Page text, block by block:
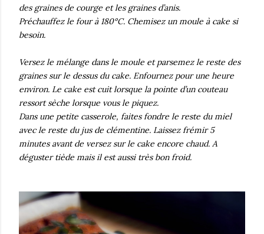
des graines de courge et les graines d’anis.
Préchauffez le four à 180°C. Chemisez un moule à cake si
besoin.
Versez le mélange dans le moule et parsemez le reste des
graines sur le dessus du cake. Enfournez pour une heure
environ. Le cake est cuit lorsque la pointe d’un couteau
ressort sèche lorsque vous le piquez.
Dans une petite casserole, faites fondre le reste du miel
avec le reste du jus de clémentine. Laissez frémir 5
minutes avant de versez sur le cake encore chaud. A
déguster tiède mais il est aussi très bon froid.